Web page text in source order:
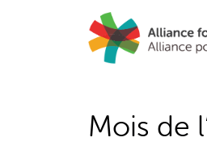
Mois de